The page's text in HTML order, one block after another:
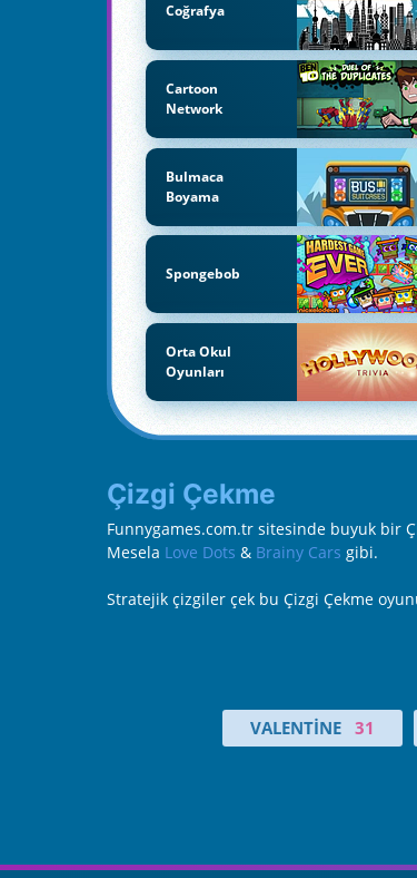
Coğrafya
Cartoon
Network
Bulmaca
Boyama
Spongebob
Orta Okul
Oyunları
Çizgi Çekme
Funnygames.com.tr sitesinde buyuk bir
Mesela Love Dots & Brainy Cars gibi.
Stratejik çizgiler çek bu Çizgi Çekme
VALENTINE 31